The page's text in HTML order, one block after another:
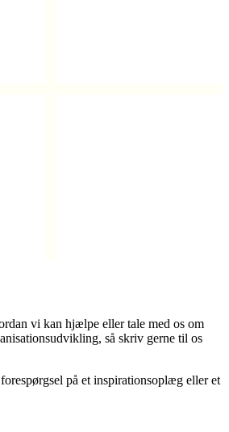
vi kan hjælpe eller tale med os om
så skriv gerne til os
på et inspirationsoplæg eller et